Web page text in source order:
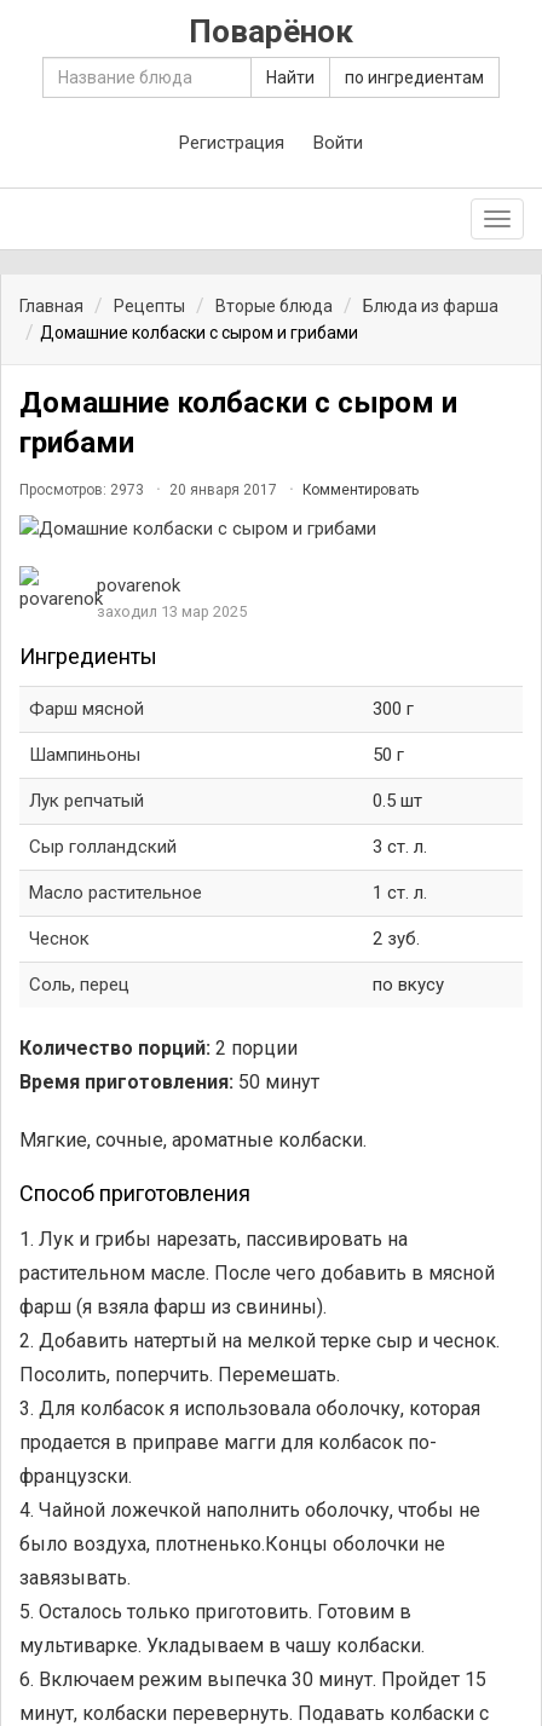
Поварёнок
Найти по ингредиентам
Регистрация Войти
Главная Рецепты Вторые блюда
Блюда из фарша
Домашние колбаски с сыром и грибами
Домашние колбаски с сыром и
грибами
Просмотров: 2973 20 января 2017 Комментировать
povarenok
заходил 13 мар 2025
Ингредиенты
Фарш мясной 300 г
Шампиньоны 50 г
Лук репчатый 0.5 шт
Сыр голландский 3 ст. л.
Масло растительное 1 ст. л.
Чеснок 2 зуб.
Соль, перец по вкусу
Количество порций: 2 порции
Время приготовления: 50 минут
Мягкие, сочные, ароматные колбаски.
Способ приготовления
1. Лук и грибы нарезать, пассивировать на
растительном масле. После чего добавить в мясной
фарш (я взяла фарш из свинины).
2. Добавить натертый на мелкой терке сыр и чеснок.
Посолить, поперчить. Перемешать.
3. Для колбасок я использовала оболочку, которая
продается в приправе магги для колбасок по-
французски.
4. Чайной ложечкой наполнить оболочку, чтобы не
было воздуха, плотненько.Концы оболочки не
завязывать.
5. Осталось только приготовить. Готовим в
мультиварке. Укладываем в чашу колбаски.
6. Включаем режим выпечка 30 минут. Пройдет 15
минут, колбаски перевернуть. Подавать колбаски с